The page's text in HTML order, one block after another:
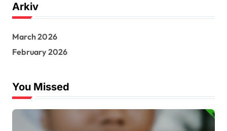
Arkiv
March 2026
February 2026
You Missed